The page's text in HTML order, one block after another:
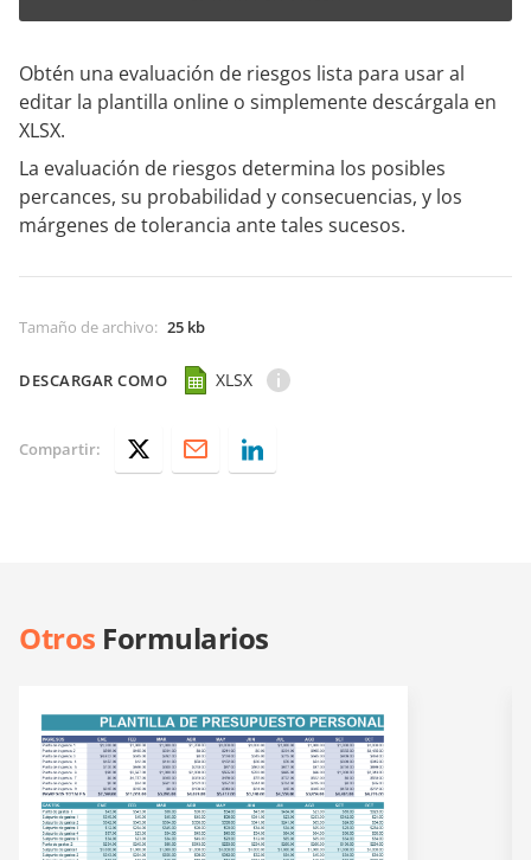
Obtén una evaluación de riesgos lista para usar al
editar la plantilla online o simplemente descárgala en
XLSX.
La evaluación de riesgos determina los posibles
percances, su probabilidad y consecuencias, y los
márgenes de tolerancia ante tales sucesos.
Tamaño de archivo: 25 kb
DESCARGAR COMO XLSX
Compartir:
Otros Formularios